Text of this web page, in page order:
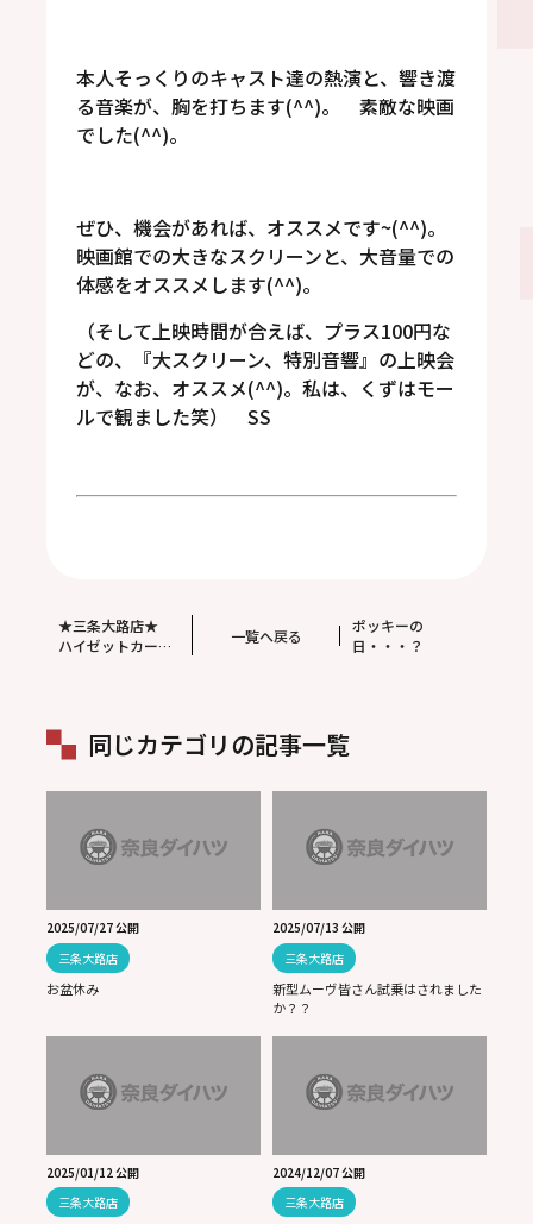
本人そっくりのキャスト達の熱演と、響き渡
る音楽が、胸を打ちます(^^)。 素敵な映画
でした(^^)。
ぜひ、機会があれば、オススメです~(^^)。
映画館での大きなスクリーンと、大音量での
体感をオススメします(^^)。
（そして上映時間が合えば、プラス100円な
どの、『大スクリーン、特別音響』の上映会
が、なお、オススメ(^^)。私は、くずはモー
ルで観ました笑） SS
★三条大路店★
ハイゼットカーゴ
一覧へ戻る
ポッキーの
日・・・？
同じカテゴリの記事一覧
2025/07/27 公開
三条大路店
お盆休み
2025/07/13 公開
三条大路店
新型ムーヴ皆さん試乗はされました
か？？
2025/01/12 公開
三条大路店
2024/12/07 公開
三条大路店